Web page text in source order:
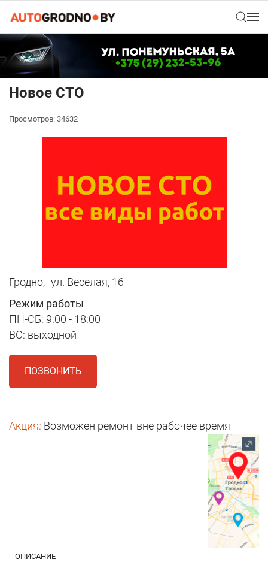
Новое СТО
Просмотров: 34632
Гродно, ул. Веселая, 16
Режим работы
ПН-СБ: 9:00 - 18:00
ВС: выходной
ПОЗВОНИТЬ
Акция: Возможен ремонт вне рабочее время
ОПИСАНИЕ